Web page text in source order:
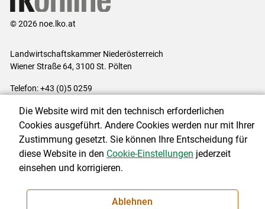
© 2026 noe.lko.at
Landwirtschaftskammer Niederösterreich
Wiener Straße 64, 3100 St. Pölten
Telefon: +43 (0)5 0259
Impressum|Kontakt|Datenschutzerklärung|Barrierefreiheit|
Cookie-Einstellungen
NEWSLETTER
Die Website wird mit den technisch erforderlichen
Cookies ausgeführt. Andere Cookies werden nur mit Ihrer
Zustimmung gesetzt. Sie können Ihre Entscheidung für
diese Website in den Cookie-Einstellungen jederzeit
einsehen und korrigieren.
Ablehnen